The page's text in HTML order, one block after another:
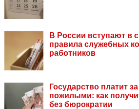
В России вступают в
правила служебных
работников
Государство платит
пожилыми: как
без бюрократии